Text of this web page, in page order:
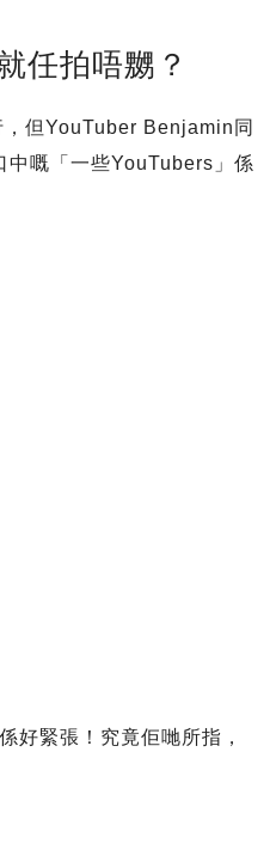
任拍唔嬲？
但YouTuber Benjamin同
中嘅「一些YouTubers」係
好緊張！究竟佢哋所指，